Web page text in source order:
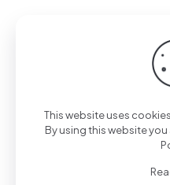
© 2026 All Rights
This website uses
By using this website